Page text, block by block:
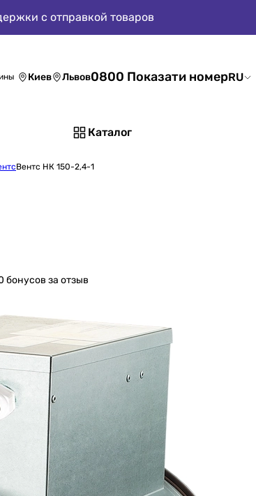
с отправкой товаров
Киев Львов0800 Показати номерRU
Каталог
Вентс НК 150-2,4-1
бонусов за отзыв